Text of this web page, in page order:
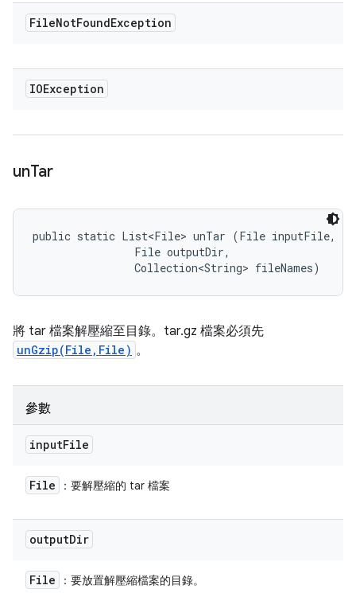
FileNotFoundException
IOException
unTar
public static List<File> unTar (File inputFile,
                File outputDir,
                Collection<String> fileNames)
將 tar 檔案解壓縮至目錄。tar.gz 檔案必須先
unGzip(File,File) 。
參數
inputFile
File ：要解壓縮的 tar 檔案
outputDir
File ：要放置解壓縮檔案的目錄。